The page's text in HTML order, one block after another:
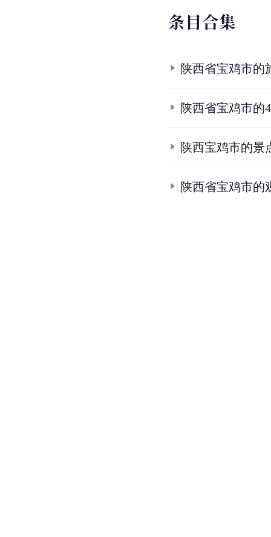
条目合集
陕西省宝鸡市的
陕西省宝鸡市的
陕西宝鸡市的景
陕西省宝鸡市的